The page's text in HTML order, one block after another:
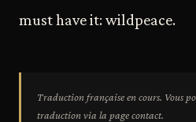
must have it: wildpeace.
Traduction française en cours. Vous
traduction via la page contact.